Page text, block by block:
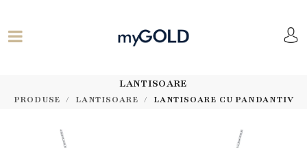
LANTISOARE
PRODUSE LANTISOARE LANTISOARE CU PANDANTIV